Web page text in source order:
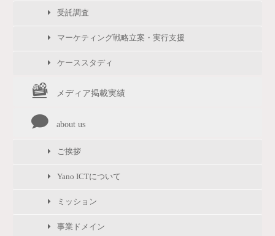
受託調査
マーケティング戦略立案・実行支援
ケーススタディ
メディア掲載実績
about us
ご挨拶
Yano ICTについて
ミッション
事業ドメイン